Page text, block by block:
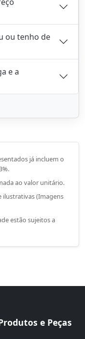
ou tenho de
e a
já incluem o
ao valor unitário.
ilustrativas (Imagens
estão sujeitos a
e Peças